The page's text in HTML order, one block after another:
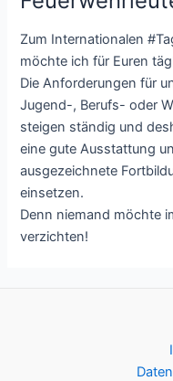
Zum Internationalen
möchte ich für Euren
Die Anforderungen für
Jugend-, Berufs- oder
steigen ständig und
eine gute Ausstattung
ausgezeichnete
einsetzen.
Denn niemand möchte
verzichten!